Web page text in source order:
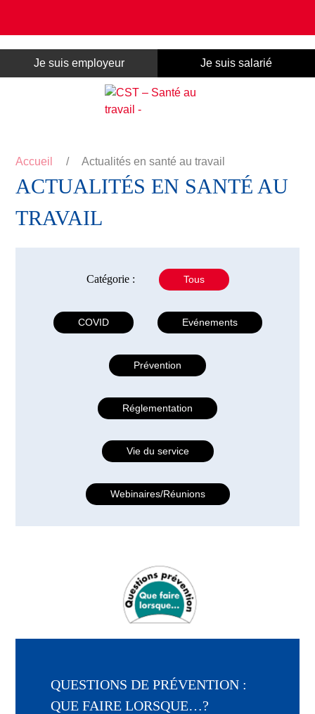
Je suis employeur Je suis salarié
Accueil / Actualités en santé au travail
ACTUALITÉS EN SANTÉ AU
TRAVAIL
Catégorie : Tous
COVID Evénements
Prévention
Réglementation
Vie du service
Webinaires/Réunions
QUESTIONS DE PRÉVENTION :
QUE FAIRE LORSQUE…?